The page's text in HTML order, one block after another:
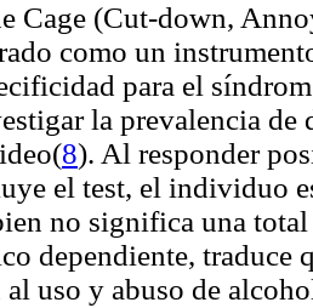
Cage (Cut-down,
como un
para el
la prevalencia de
8). Al responder
el test, el individuo
no significa una
dependiente, traduce
uso y abuso de